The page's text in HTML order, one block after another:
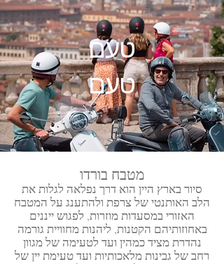
טעם
טעם
מטבח בורדו
סיור בארץ היין הוא דרך נפלאה לגלות את
הלב האותנטי של צרפת ולהתענג על המטבח
האזורי במסעדות מוזרות, לפגוש ייננים
באחוזותיהם הקטנות, ליהנות מחוויית גורמה
נהדרת מציד כמהין ועד לטעימה של מגוון
רחב של גבינות מלאכותיות ועד טעימת יין של